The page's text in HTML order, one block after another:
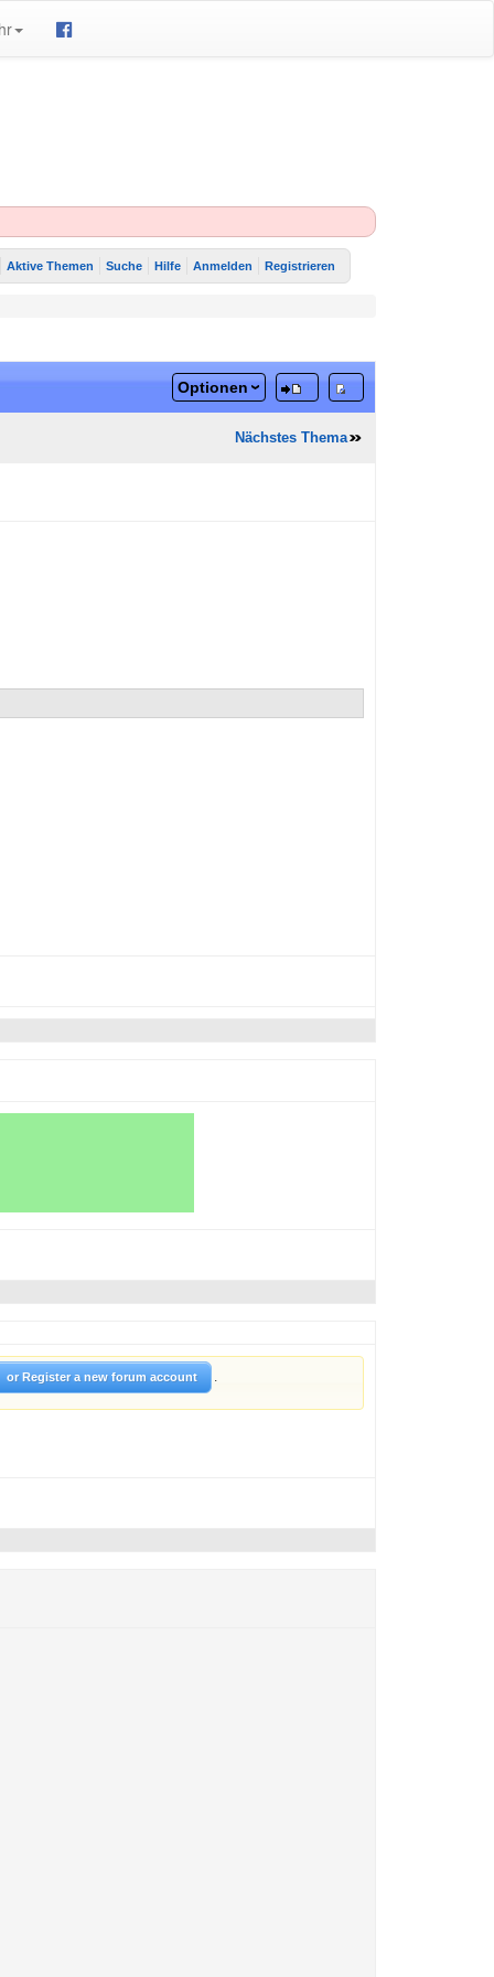
Aktive Themen Suche Hilfe Anmelden Registrieren
Optionen
Nächstes Thema
or Register a new forum account .